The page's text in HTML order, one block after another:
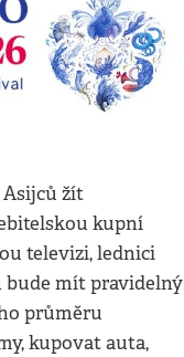
Asijců žít
kupní
televizi, lednici
mít pravidelný
průměru
kupovat auta,